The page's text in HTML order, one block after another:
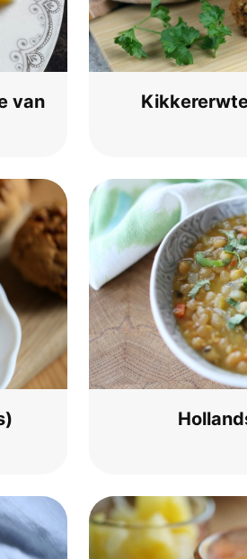
van